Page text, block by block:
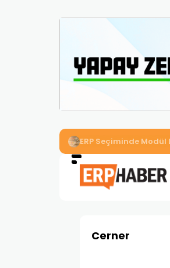
İkizler Aydınlatma,
Cerner